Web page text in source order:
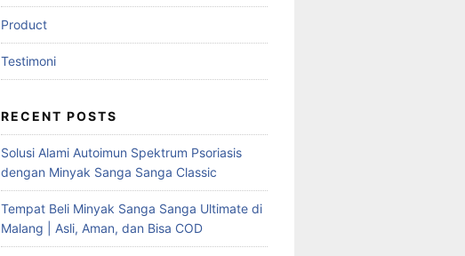
Product
Testimoni
RECENT POSTS
Solusi Alami Autoimun Spektrum Psoriasis
dengan Minyak Sanga Sanga Classic
Tempat Beli Minyak Sanga Sanga Ultimate di
Malang | Asli, Aman, dan Bisa COD